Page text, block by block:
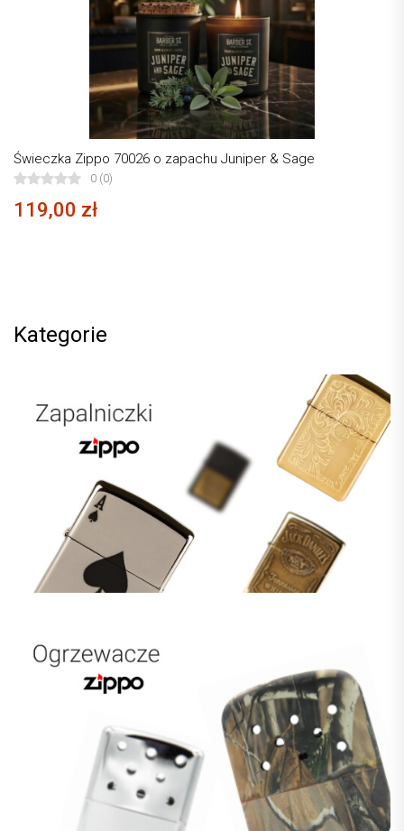
Świeczka Zippo 70026 o zapachu Juniper & Sage
0 (0)
119,00 zł
Kategorie